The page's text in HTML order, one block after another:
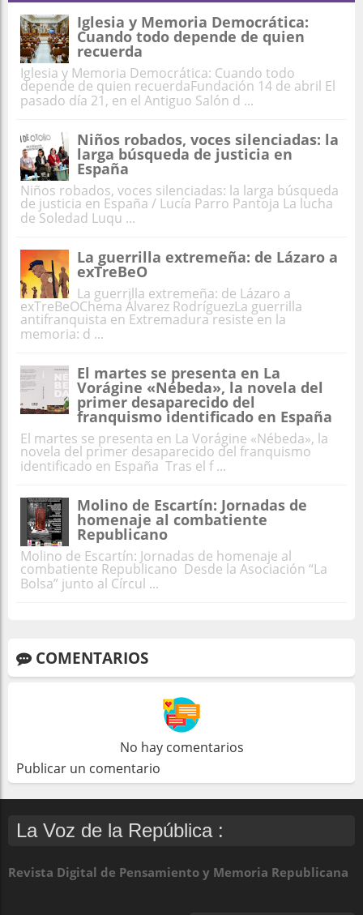
Iglesia y Memoria Democrática:
Cuando todo depende de quien
recuerda
Iglesia y Memoria Democrática: Cuando todo
depende de quien recuerdaFundación 14 de abril El
pasado día 21, en el Antiguo Salón d ...
Niños robados, voces silenciadas: la
larga búsqueda de justicia en
España
Niños robados, voces silenciadas: la larga búsqueda
de justicia en España / Lucía Parro Pantoja La lucha
de Soledad Luqu ...
La guerrilla extremeña: de Lázaro a
exTreBeO
La guerrilla extremeña: de Lázaro a
exTreBeOChema Álvarez RodríguezLa guerrilla
antifranquista en Extremadura resiste en la
memoria: d ...
El martes se presenta en La
Vorágine «Nébeda», la novela del
primer desaparecido del
franquismo identificado en España
El martes se presenta en La Vorágine «Nébeda», la
novela del primer desaparecido del franquismo
identificado en España Tras el f ...
Molino de Escartín: Jornadas de
homenaje al combatiente
Republicano
Molino de Escartín: Jornadas de homenaje al
combatiente Republicano Desde la Asociación “La
Bolsa” junto al Círcul ...
COMENTARIOS
No hay comentarios
Publicar un comentario
La Voz de la República :
Revista Digital de Pensamiento y Memoria Republicana